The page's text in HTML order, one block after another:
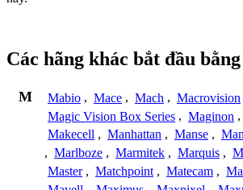
Các hãng khác bắt đầu
M Mabio , Mace , Mach , Macrovision
Magic Vision Box Series , Maginon ,
Makecell , Manhattan , Manse ,
, Marlboze , Marmitek , Marquis ,
Master , Matchpoint , Matecam ,